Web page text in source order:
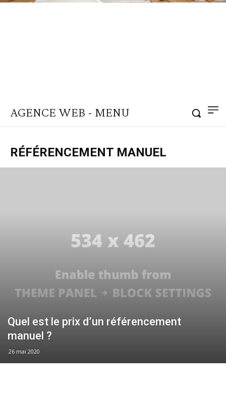
AGENCE WEB - MENU
RÉFÉRENCEMENT MANUEL
Quel est le prix d’un référencement
manuel ?
26 mai 2020